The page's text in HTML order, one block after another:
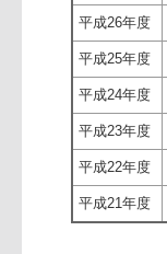
平成26年度
平成25年度
平成24年度
平成23年度
平成22年度
平成21年度